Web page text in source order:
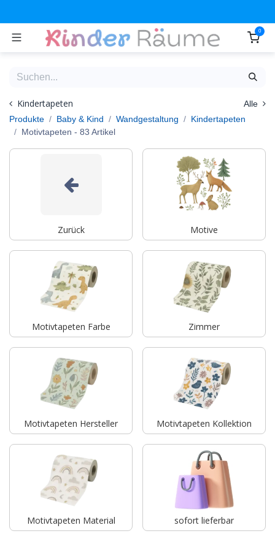
0
Kindertapeten
Alle
Produkte
Baby & Kind Wandgestaltung
Kindertapeten
Motivtapeten - 83 Artikel
Zurück Motive
Motivtapeten Farbe Zimmer
Motivtapeten Hersteller Motivtapeten Kollektion
Motivtapeten Material sofort lieferbar